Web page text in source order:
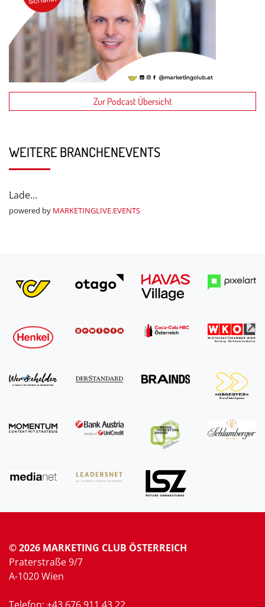
Zur Podcast Übersicht
WEITERE BRANCHENEVENTS
Lade...
powered by MARKETINGLIVE.EVENTS
© 2026 MARKETING CLUB ÖSTERREICH
Praterstraße 9/7
A-1020 Wien